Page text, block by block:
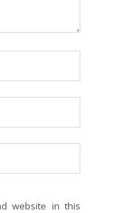
website in this